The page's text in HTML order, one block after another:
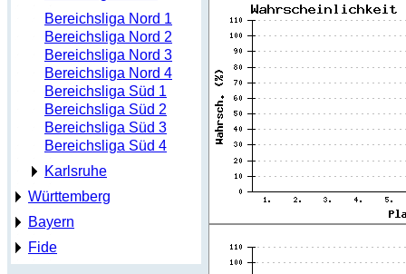
Bereichsliga Nord 1
Bereichsliga Nord 2
Bereichsliga Nord 3
Bereichsliga Nord 4
Bereichsliga Süd 1
Bereichsliga Süd 2
Bereichsliga Süd 3
Bereichsliga Süd 4
Karlsruhe
Württemberg
Bayern
Fide